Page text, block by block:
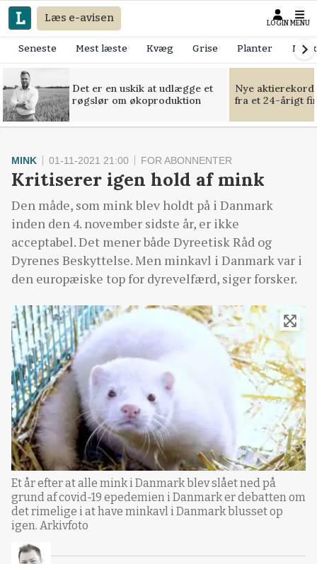
Læs e-avisen LOGIN MENU
Seneste Mest læste Kvæg Grise Planter
Det er en uskik at udlægge et
røgslør om økoproduktion
Nye
fra et 24-årigt
MINK 01-11-2021 21:00 FOR ABONNENTER
Kritiserer igen hold af mink
Den måde, som mink blev holdt på i Danmark
inden den 4. november sidste år, er ikke
acceptabel. Det mener både Dyreetisk Råd og
Dyrenes Beskyttelse. Men minkavl i Danmark var i
den europæiske top for dyrevelfærd, siger forsker.
Et år efter at alle mink i Danmark blev slået ned på
grund af covid-19 epedemien i Danmark er debatten om
det rimelige i at have minkavl i Danmark blusset op
igen. Arkivfoto